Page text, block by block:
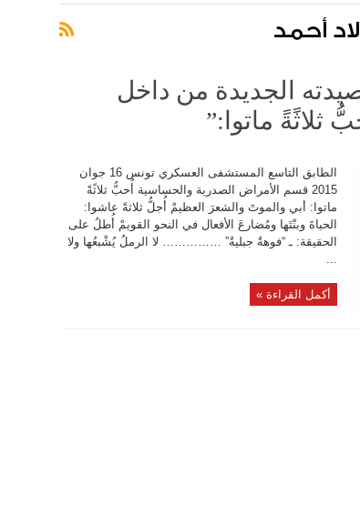
أحمد
الجديدة من داخل
ماتوا:”
الطابق التاسع المستشفى العسكري تونس 16 جوان
2015 قسم الأمراض الصدرية والحساسية أُحبُّ ثلاثًةً
ماتوا: أبي والموتََ والشعرَ العظيمْ أُجلُّ ثلاثةً عاشوا:
الحياةَ وبنْتَها ومُضارعَ الأفعال في النحو القويمْ أُطلُ على
الحقيقة: ـ “فوهةٌ جبليةٌ” …………… لا الرملُ يُشْبعُها ولا
...
أكمل القراءة »